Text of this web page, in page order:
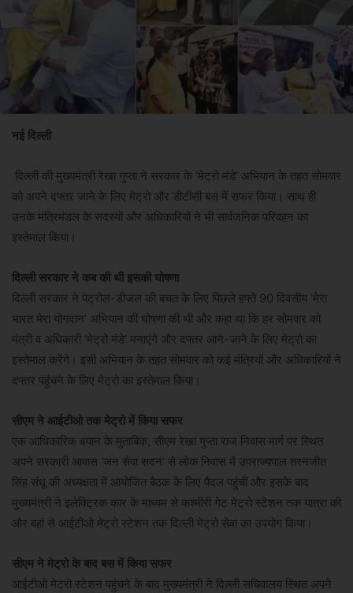
नई दिल्ली
दिल्ली की मुख्यमंत्री रेखा गुप्ता ने सरकार के ‘मेट्रो मंडे’ अभियान के तहत सोमवार
को अपने दफ्तर जाने के लिए मेट्रो और डीटीसी बस में सफर किया। साथ ही
उनके मंत्रिमंडल के सदस्यों और अधिकारियों ने भी सार्वजनिक परिवहन का
इस्तेमाल किया।
दिल्ली सरकार ने कब की थी इसकी घोषणा
दिल्ली सरकार ने पेट्रोल-डीजल की बचत के लिए पिछले हफ्ते 90 दिवसीय ‘मेरा
भारत मेरा योगदान’ अभियान की घोषणा की थी और कहा था कि हर सोमवार को
मंत्री व अधिकारी ‘मेट्रो मंडे’ मनाएंगे और दफ्तर आने-जाने के लिए मेट्रो का
इस्तेमाल करेंगे। इसी अभियान के तहत सोमवार को कई मंत्रियों और अधिकारियों ने
दफ्तर पहुंचने के लिए मेट्रो का इस्तेमाल किया।
सीएम ने आईटीओ तक मेट्रो में किया सफर
एक आधिकारिक बयान के मुताबिक, सीएम रेखा गुप्ता राज निवास मार्ग पर स्थित
अपने सरकारी आवास ‘जन सेवा सदन’ से लोक निवास में उपराज्यपाल तरनजीत
सिंह संधू की अध्यक्षता में आयोजित बैठक के लिए पैदल पहुंचीं और इसके बाद
मुख्यमंत्री ने इलेक्ट्रिक कार के माध्यम से कश्मीरी गेट मेट्रो स्टेशन तक यात्रा की
और वहां से आईटीओ मेट्रो स्टेशन तक दिल्ली मेट्रो सेवा का उपयोग किया।
सीएम ने मेट्रो के बाद बस में किया सफर
आईटीओ मेट्रो स्टेशन पहुंचने के बाद मुख्यमंत्री ने दिल्ली सचिवालय स्थित अपने